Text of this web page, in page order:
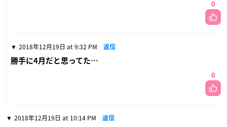
0
2018年12月19日 at 9:32 PM 返信
勝手に4月だと思ってた…
0
2018年12月19日 at 10:14 PM 返信